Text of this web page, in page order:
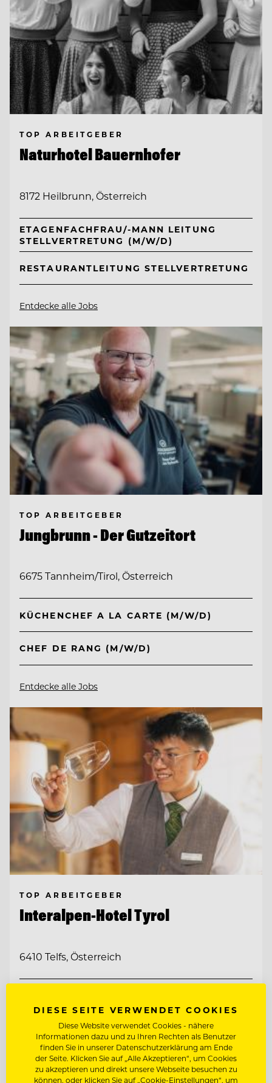
TOP ARBEITGEBER
Naturhotel Bauernhofer
8172 Heilbrunn, Österreich
ETAGENFACHFRAU/-MANN LEITUNG
STELLVERTRETUNG (M/W/D)
RESTAURANTLEITUNG STELLVERTRETUNG
Entdecke alle Jobs
TOP ARBEITGEBER
Jungbrunn - Der Gutzeitort
6675 Tannheim/Tirol, Österreich
KÜCHENCHEF A LA CARTE (M/W/D)
CHEF DE RANG (M/W/D)
Entdecke alle Jobs
TOP ARBEITGEBER
Interalpen-Hotel Tyrol
6410 Telfs, Österreich
OBERKELLNER:IN (M/W/D)
Entdecke alle Jobs
DIESE SEITE VERWENDET COOKIES
Diese Website verwendet Cookies - nähere
Informationen dazu und zu Ihren Rechten als Benutzer
finden Sie in unserer Datenschutzerklärung am Ende
der Seite. Klicken Sie auf „Alle Akzeptieren“, um Cookies
zu akzeptieren und direkt unsere Webseite besuchen zu
können, oder klicken Sie auf „Cookie-Einstellungen“, um